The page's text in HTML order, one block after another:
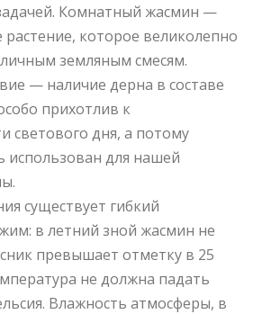
Комнатный жасмин —
которое великолепно
земляным смесям.
— наличие дерна в составе
прихотлив к
светового дня, а потому
для нашей
существует гибкий
в летний зной жасмин не
превышает отметку в 25
не должна падать
Влажность атмосферы, в